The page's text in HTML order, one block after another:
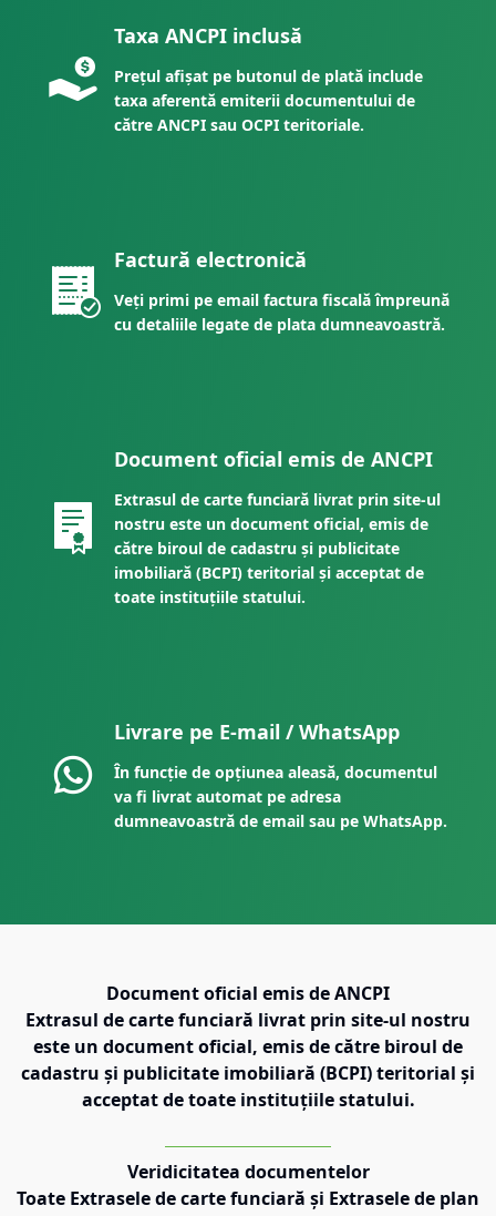
Taxa ANCPI inclusă
Prețul afișat pe butonul de plată include
taxa aferentă emiterii documentului de
către ANCPI sau OCPI teritoriale.
Factură electronică
Veți primi pe email factura fiscală împreună
cu detaliile legate de plata dumneavoastră.
Document oficial emis de ANCPI
Extrasul de carte funciară livrat prin site-ul
nostru este un document oficial, emis de
către biroul de cadastru și publicitate
imobiliară (BCPI) teritorial și acceptat de
toate instituțiile statului.
Livrare pe E-mail / WhatsApp
În funcție de opțiunea aleasă, documentul
va fi livrat automat pe adresa
dumneavoastră de email sau pe WhatsApp.
Document oficial emis de ANCPI
Extrasul de carte funciară livrat prin site-ul nostru
este un document oficial, emis de către biroul de
cadastru și publicitate imobiliară (BCPI) teritorial și
acceptat de toate instituțiile statului.
Veridicitatea documentelor
Toate Extrasele de carte funciară și Extrasele de plan